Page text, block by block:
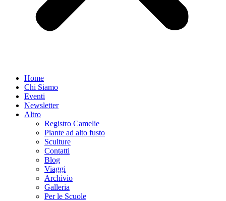
Home
Chi Siamo
Eventi
Newsletter
Altro
Registro Camelie
Piante ad alto fusto
Sculture
Contatti
Blog
Viaggi
Archivio
Galleria
Per le Scuole